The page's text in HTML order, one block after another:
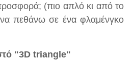
(πιο απλό κι από το
πεθάνω σε ένα φλαμένγκο
"3D triangle"